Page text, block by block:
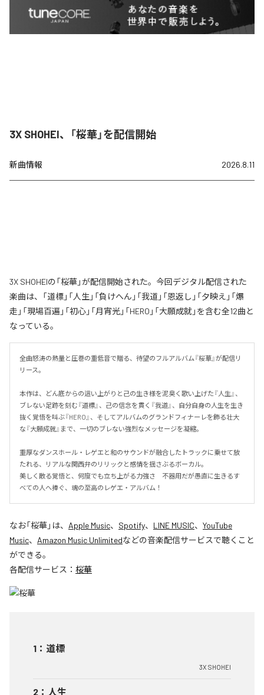
3X SHOHEI、「桜華」を配信開始
新曲情報 2026.8.11
3X SHOHEIの「桜華」が配信開始された。今回デジタル配信された
楽曲は、「道標」「人生」「負けへん」「我道」「恩返し」「夕映え」「爆
走」「現場百遍」「初心」「月宵光」「HERO」「大願成就」を含む全12曲と
なっている。
全曲怒涛の熱量と圧巻の重低音で贈る、待望のフルアルバム『桜華』が配信リ
リース。
本作は、どん底からの這い上がりと己の生き様を泥臭く歌い上げた『人生』、
ブレない足跡を刻む『道標』、己の信念を貫く『我道』、自分自身の人生を生き
抜く覚悟を叫ぶ『HERO』、そしてアルバムのグランドフィナーレを飾る壮大
な『大願成就』まで、一切のブレない強烈なメッセージを凝縮。
重厚なダンスホール・レゲエと和のサウンドが融合したトラックに乗せて放
たれる、リアルな関西弁のリリックと感情を揺さぶるボーカル。
美しく散る覚悟と、何度でも立ち上がる力強さ　不器用だが愚直に生きるす
べての人へ捧ぐ、魂の至高のレゲエ・アルバム！
なお「桜華」は、 Apple Music、 Spotify、 LINE MUSIC、 YouTube
Music、 Amazon Music Unlimitedなどの音楽配信サービスで聴くこと
ができる。
各配信サービス： 桜華
1 ： 道標
3X SHOHEI
2 ： 人生